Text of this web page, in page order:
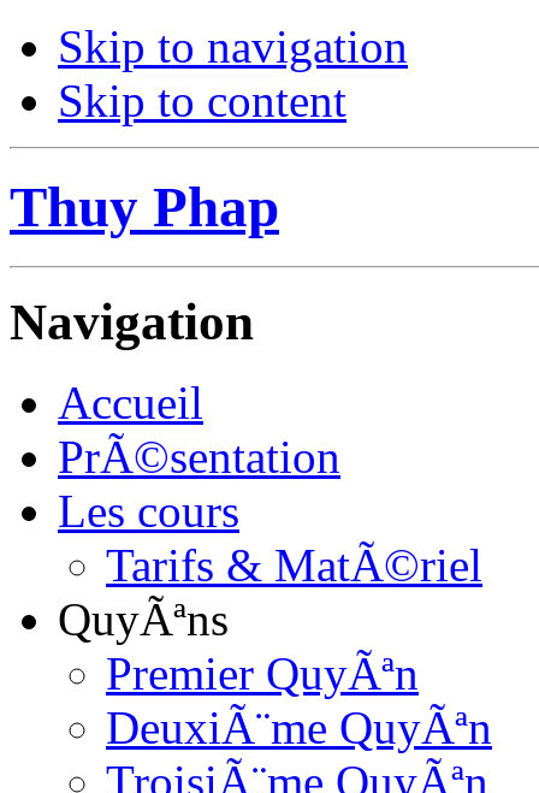
Skip to navigation
Skip to content
Thuy Phap
Navigation
Accueil
PrÃ©sentation
Les cours
Tarifs & MatÃ©riel
QuyÃªns
Premier QuyÃªn
DeuxiÃ¨me QuyÃªn
TroisiÃ¨me QuyÃªn